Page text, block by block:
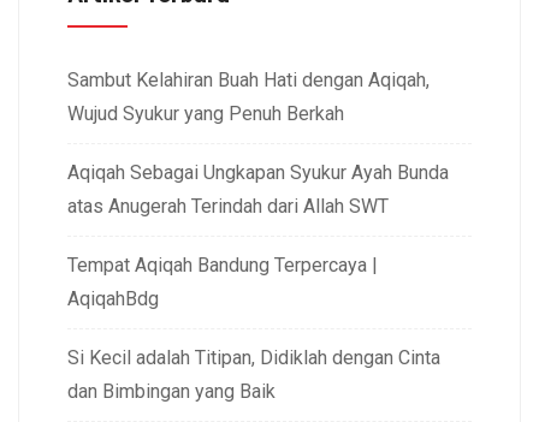
Sambut Kelahiran Buah Hati dengan Aqiqah,
Wujud Syukur yang Penuh Berkah
Aqiqah Sebagai Ungkapan Syukur Ayah Bunda
atas Anugerah Terindah dari Allah SWT
Tempat Aqiqah Bandung Terpercaya |
AqiqahBdg
Si Kecil adalah Titipan, Didiklah dengan Cinta
dan Bimbingan yang Baik